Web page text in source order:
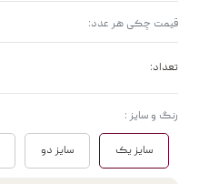
قیمت چکی هر عدد:
تعداد:
رنگ و سایز :
سایز یک سایز دو